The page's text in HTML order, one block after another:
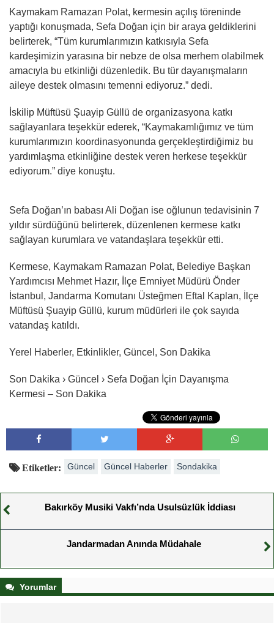
Kaymakam Ramazan Polat, kermesin açılış töreninde
yaptığı konuşmada, Sefa Doğan için bir araya geldiklerini
belirterek, “Tüm kurumlarımızın katkısıyla Sefa
kardeşimizin yarasına bir nebze de olsa merhem olabilmek
amacıyla bu etkinliği düzenledik. Bu tür dayanışmaların
aileye destek olmasını temenni ediyoruz.” dedi.
İskilip Müftüsü Şuayip Güllü de organizasyona katkı
sağlayanlara teşekkür ederek, “Kaymakamlığımız ve tüm
kurumlarımızın koordinasyonunda gerçekleştirdiğimiz bu
yardımlaşma etkinliğine destek veren herkese teşekkür
ediyorum.” diye konuştu.
Sefa Doğan’ın babası Ali Doğan ise oğlunun tedavisinin 7
yıldır sürdüğünü belirterek, düzenlenen kermese katkı
sağlayan kurumlara ve vatandaşlara teşekkür etti.
Kermese, Kaymakam Ramazan Polat, Belediye Başkan
Yardımcısı Mehmet Hazır, İlçe Emniyet Müdürü Önder
İstanbul, Jandarma Komutanı Üsteğmen Eftal Kaplan, İlçe
Müftüsü Şuayip Güllü, kurum müdürleri ile çok sayıda
vatandaş katıldı.
Yerel Haberler, Etkinlikler, Güncel, Son Dakika
Son Dakika › Güncel › Sefa Doğan İçin Dayanışma
Kermesi – Son Dakika
Etiketler: Güncel Güncel Haberler Sondakika
Bakırköy Musiki Vakfı’nda Usulsüzlük İddiası
Jandarmadan Anında Müdahale
Yorumlar